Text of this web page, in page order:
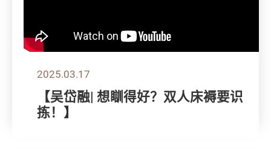
2025.03.17
【吴岱融| 想瞓得好？双人床褥要识
拣！】